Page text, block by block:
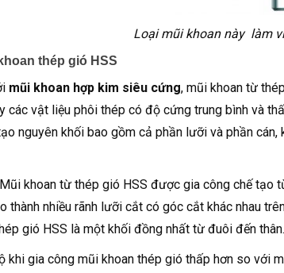
Loại mũi khoan này làm
thép gió HSS
mũi khoan hợp kim siêu cứng, mũi khoan từ
các vật liệu phôi thép có độ cứng trung bình và
nguyên khối bao gồm cả phần lưỡi và phần
khoan từ thép gió HSS được gia công chế tạo
thành nhiều rãnh lưỡi cắt có góc cắt khác nhau
gió HSS là một khối đồng nhất từ đuôi đến thân.
khi gia công mũi khoan thép gió thấp hơn so với